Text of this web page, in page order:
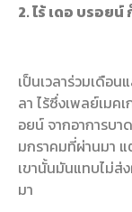
2. ไร้ เดอ บรอย
เป็นเวลาร่วมเดือ
ลา ไร้ซึ่งเพลย์เมค
อยน์ จากอาการบา
มกราคมที่ผ่านมา แ
เขานั้นมันแทบไม่ส่
มา